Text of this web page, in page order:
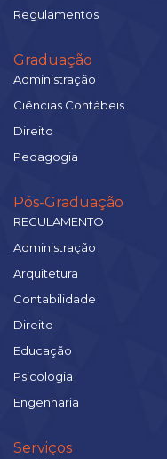
Regulamentos
Graduação
Administração
Ciências Contábeis
Direito
Pedagogia
Pós-Graduação
REGULAMENTO
Administração
Arquitetura
Contabilidade
Direito
Educação
Psicologia
Engenharia
Serviços